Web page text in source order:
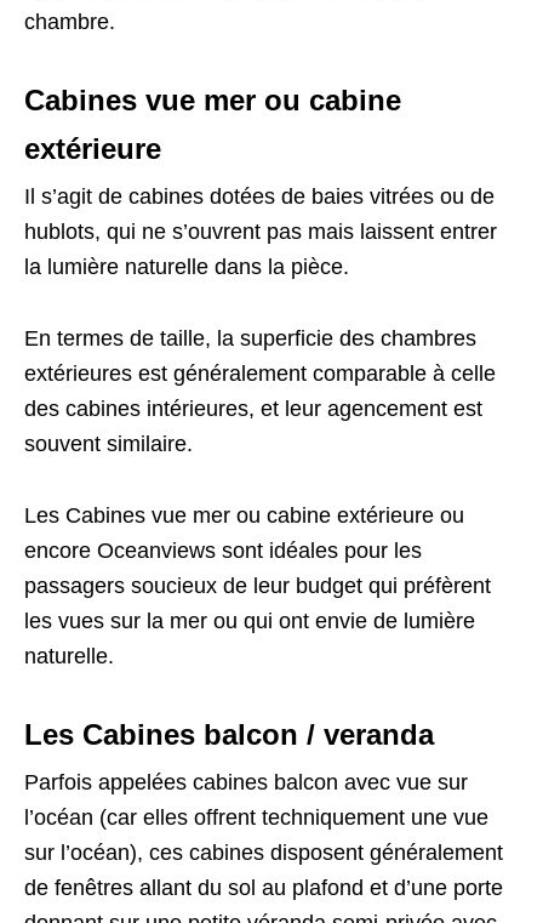
chambre.
Cabines vue mer ou cabine
extérieure
Il s’agit de cabines dotées de baies vitrées ou de
hublots, qui ne s’ouvrent pas mais laissent entrer
la lumière naturelle dans la pièce.
En termes de taille, la superficie des chambres
extérieures est généralement comparable à celle
des cabines intérieures, et leur agencement est
souvent similaire.
Les Cabines vue mer ou cabine extérieure ou
encore Oceanviews sont idéales pour les
passagers soucieux de leur budget qui préfèrent
les vues sur la mer ou qui ont envie de lumière
naturelle.
Les Cabines balcon / veranda
Parfois appelées cabines balcon avec vue sur
l’océan (car elles offrent techniquement une vue
sur l’océan), ces cabines disposent généralement
de fenêtres allant du sol au plafond et d’une porte